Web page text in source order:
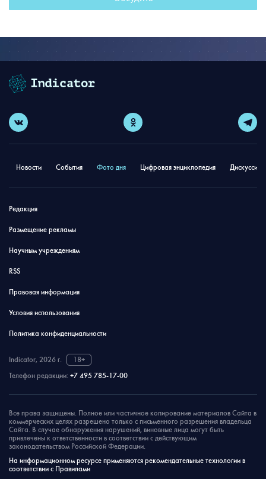
Новости События Фото дня Цифровая энциклопедия
Редакция
Размещение рекламы
Научным учреждениям
RSS
Правовая информация
Условия использования
Политика конфиденциальности
Indicator, 2026 г.
18+
Телефон редакции: +7 495 785-17-00
Все права защищены. Полное или частичное копирование материалов Сайта в
коммерческих целях разрешено только с письменного разрешения владельца
Сайта. В случае обнаружения нарушений, виновные лица могут быть
привлечены к ответственности в соответствии с действующим
законодательством Российской Федерации.
На информационном ресурсе применяются рекомендательные технологии в
соответствии с Правилами